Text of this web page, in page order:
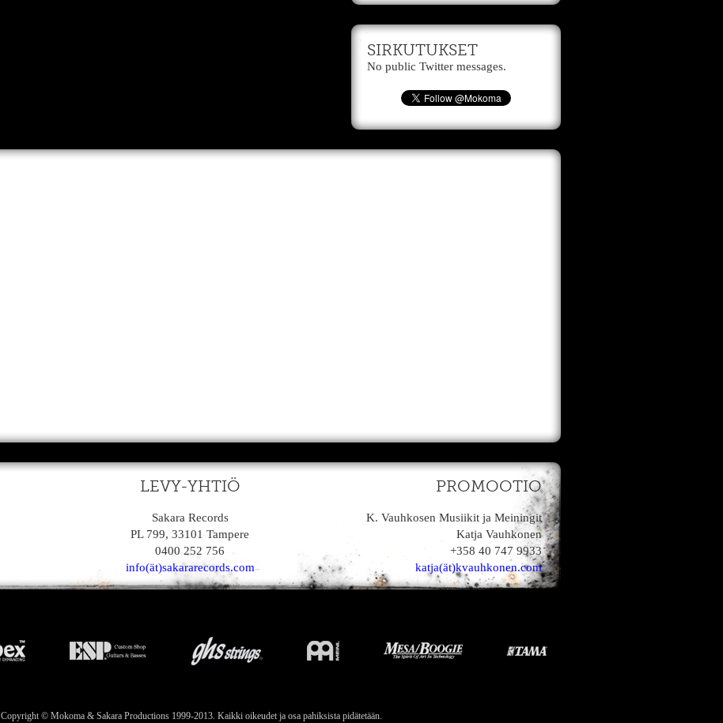
SIRKUTUKSET
No public Twitter messages.
LEVY-YHTIÖ
Sakara Records
PL 799, 33101 Tampere
0400 252 756
info(ät)sakararecords.com
PROMOOTIO
K. Vauhkosen Musiikit ja Meiningit
Katja Vauhkonen
+358 40 747 9933
katja(ät)kvauhkonen.com
Copyright © Mokoma & Sakara Productions 1999-2013. Kaikki oikeudet ja osa pahiksista pidätetään.